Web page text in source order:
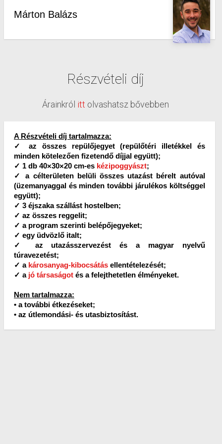
Márton Balázs
Részvételi díj
Árainkról itt olvashatsz bővebben
A Részvételi díj tartalmazza:
✓ az összes repülőjegyet (repülőtéri illetékkel és
minden kötelezően fizetendő díjjal együtt);
✓ 1 db 40×30×20 cm-es kézipoggyászt;
✓ a célterületen belüli összes utazást bérelt autóval
(üzemanyaggal és minden további járulékos költséggel
együtt);
✓ 3 éjszaka szállást hostelben;
✓ az összes reggelit;
✓ a program szerinti belépőjegyeket;
✓ egy üdvözlő italt;
✓ az utazásszervezést és a magyar nyelvű
túravezetést;
✓ a károsanyag-kibocsátás ellentételezését;
✓ a jó társaságot és a felejthetetlen élményeket.
Nem tartalmazza:
• a további étkezéseket;
• az útlemondási- és utasbiztosítást.